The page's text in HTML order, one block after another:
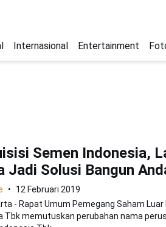
Internasional Entertainment
Semen Indonesia,
Jadi Solusi Bangun
12 Februari 2019
- Rapat Umum Pemegang Saham Luar
Tbk memutuskan perubahan nama